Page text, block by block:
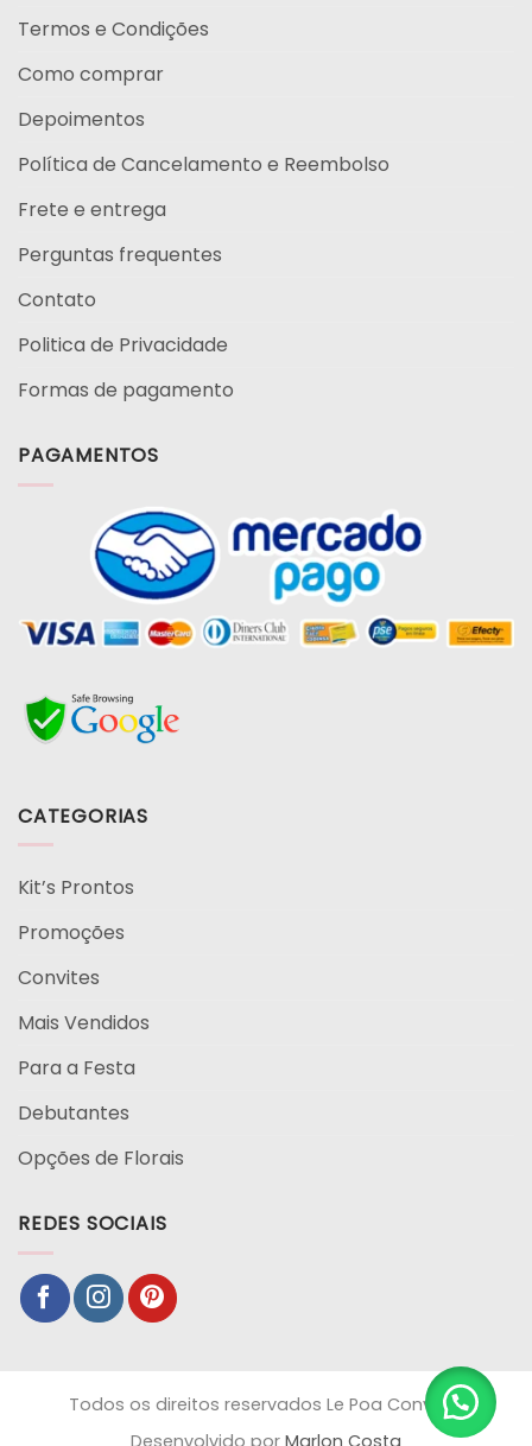
Termos e Condições
Como comprar
Depoimentos
Política de Cancelamento e Reembolso
Frete e entrega
Perguntas frequentes
Contato
Politica de Privacidade
Formas de pagamento
PAGAMENTOS
CATEGORIAS
Kit’s Prontos
Promoções
Convites
Mais Vendidos
Para a Festa
Debutantes
Opções de Florais
REDES SOCIAIS
Todos os direitos reservados Le Poa Convites
Desenvolvido por Marlon Costa